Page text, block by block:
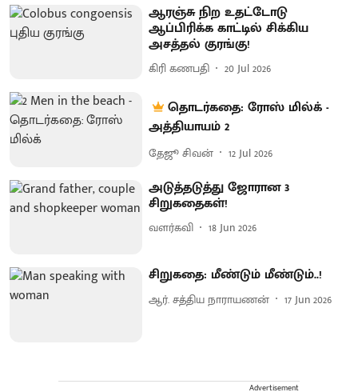
ஆரஞ்சு நிற உதட்டோடு
ஆப்பிரிக்க காட்டில் சிக்கிய
அசத்தல் குரங்கு!
கிரி கணபதி 20 Jul 2026
தொடர்கதை: ரோஸ் மில்க் -
அத்தியாயம் 2
தேஜூ சிவன் 12 Jul 2026
அடுத்தடுத்து ஜோரான 3
சிறுகதைகள்!
வளர்கவி 18 Jun 2026
சிறுகதை: மீண்டும் மீண்டும்..!
ஆர். சத்திய நாராயணன் 17 Jun 2026
Advertisement